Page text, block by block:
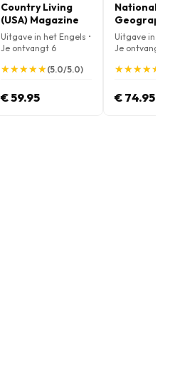
Country Living
(USA) Magazine
Uitgave in het Engels •
Je ontvangt 6
★
★★
★★
★★
★★
★(5.0/5.0)
€ 59.95
National
Geographic
(Engelse
Magazine
Uitgave in het
Je ontvangt 12
★
★★
★★
★★
★★
★
€ 74.95